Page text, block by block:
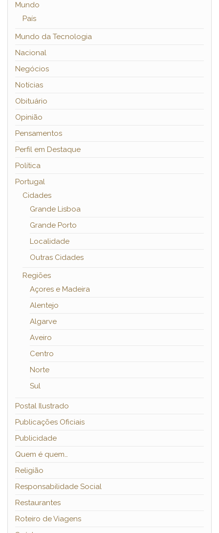
Mundo
País
Mundo da Tecnologia
Nacional
Negócios
Notícias
Obituário
Opinião
Pensamentos
Perfil em Destaque
Política
Portugal
Cidades
Grande Lisboa
Grande Porto
Localidade
Outras Cidades
Regiões
Açores e Madeira
Alentejo
Algarve
Aveiro
Centro
Norte
Sul
Postal Ilustrado
Publicações Oficiais
Publicidade
Quem é quem…
Religião
Responsabilidade Social
Restaurantes
Roteiro de Viagens